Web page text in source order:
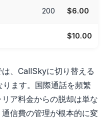
200 $6.00
$10.00
、CallSkyに切り替える
ります。国際通話を頻繁
ア料金からの脱却は単な
信費の管理が根本的に変